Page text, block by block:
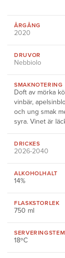
ÅRGÅNG
2020
DRUVOR
Nebbiolo
SMAKNOTERING
Doft av mörka
vinbär,
och ung smak
syra. Vinet är
DRICKES
2026-2040
ALKOHOLHALT
14%
FLASKSTORLEK
750 ml
SERVERINGS
18ºC